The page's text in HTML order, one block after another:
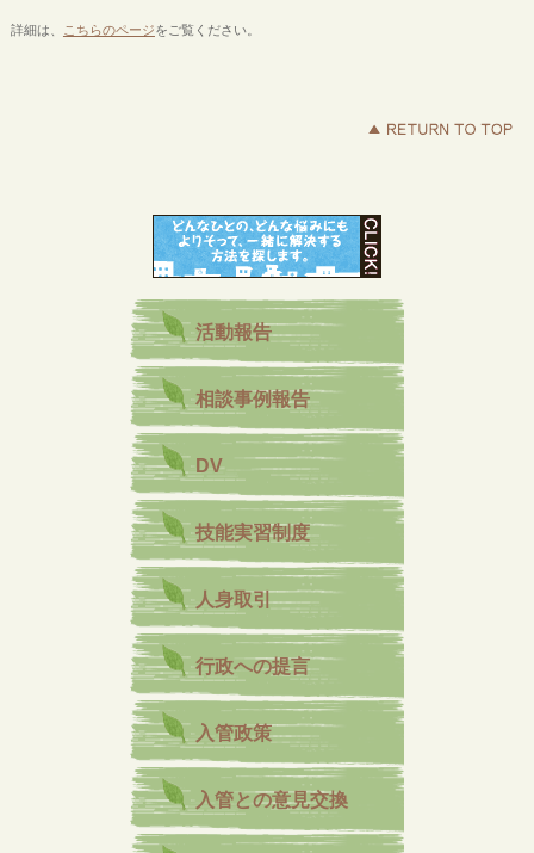
詳細は、 こちらのページをご覧ください。
活動報告
相談事例報告
DV
技能実習制度
人身取引
行政への提言
入管政策
入管との意見交換